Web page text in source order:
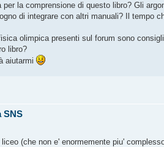
per la comprensione di questo libro? Gli
di integrare con altri manuali? Il tempo
olimpica presenti sul forum sono
libro?
aiutarmi
SNS
(che non e' enormemente piu'